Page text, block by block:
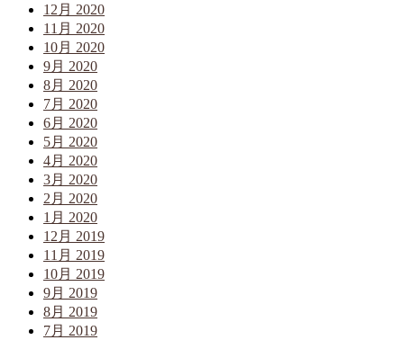
12月 2020
11月 2020
10月 2020
9月 2020
8月 2020
7月 2020
6月 2020
5月 2020
4月 2020
3月 2020
2月 2020
1月 2020
12月 2019
11月 2019
10月 2019
9月 2019
8月 2019
7月 2019